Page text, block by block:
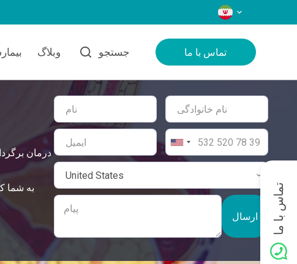
زبان‌ها
وبلاگ جستجو تماس با ما
درمان
ارسال تماس با ما